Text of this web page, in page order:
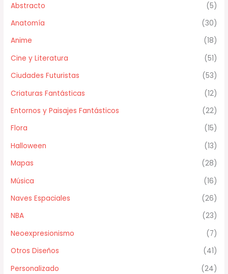
Abstracto
(5)
Anatomía
(30)
Anime
(18)
Cine y Literatura
(51)
Ciudades Futuristas
(53)
Criaturas Fantásticas
(12)
Entornos y Paisajes Fantásticos
(22)
Flora
(15)
Halloween
(13)
Mapas
(28)
Música
(16)
Naves Espaciales
(26)
NBA
(23)
Neoexpresionismo
(7)
Otros Diseños
(41)
Personalizado
(24)